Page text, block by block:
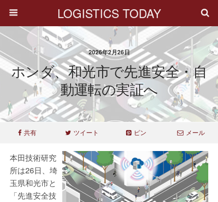
LOGISTICS TODAY
2026年2月26日
ホンダ、和光市で先進安全・自
動運転の実証へ
共有 ツイート ピン メール
本田技術研究
所は26日、埼
玉県和光市と
「先進安全技